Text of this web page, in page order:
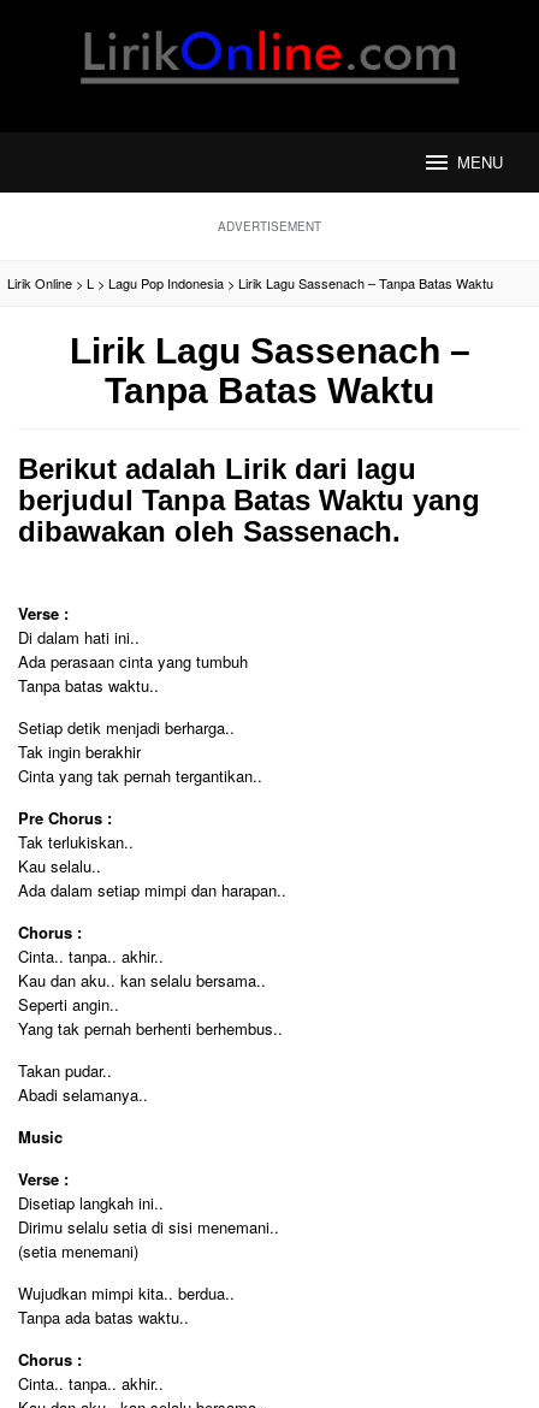
MENU
ADVERTISEMENT
Lirik Online > L > Lagu Pop Indonesia > Lirik Lagu Sassenach – Tanpa Batas Waktu
Lirik Lagu Sassenach –
Tanpa Batas Waktu
Berikut adalah Lirik dari lagu
berjudul Tanpa Batas Waktu yang
dibawakan oleh Sassenach.
Verse :
Di dalam hati ini..
Ada perasaan cinta yang tumbuh
Tanpa batas waktu..
Setiap detik menjadi berharga..
Tak ingin berakhir
Cinta yang tak pernah tergantikan..
Pre Chorus :
Tak terlukiskan..
Kau selalu..
Ada dalam setiap mimpi dan harapan..
Chorus :
Cinta.. tanpa.. akhir..
Kau dan aku.. kan selalu bersama..
Seperti angin..
Yang tak pernah berhenti berhembus..
Takan pudar..
Abadi selamanya..
Music
Verse :
Disetiap langkah ini..
Dirimu selalu setia di sisi menemani..
(setia menemani)
Wujudkan mimpi kita.. berdua..
Tanpa ada batas waktu..
Chorus :
Cinta.. tanpa.. akhir..